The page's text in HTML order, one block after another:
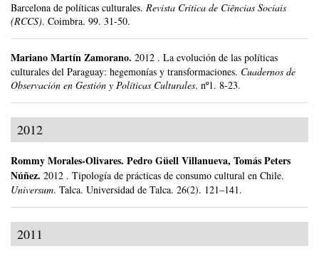
Barcelona de políticas culturales. Revista Crítica de Ciências Sociais
(RCCS). Coimbra. 99. 31-50.
Mariano Martín Zamorano. 2012 . La evolución de las políticas
culturales del Paraguay: hegemonías y transformaciones. Cuadernos de
Observación en Gestión y Políticas Culturales. nº1. 8-23.
2012
Rommy Morales-Olivares. Pedro Güell Villanueva, Tomás Peters
Núñez. 2012 . Tipología de prácticas de consumo cultural en Chile.
Universum. Talca. Universidad de Talca. 26(2). 121–141.
2011